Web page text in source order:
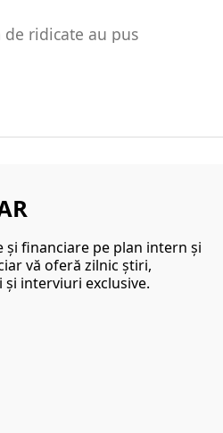
ridicate au pus
financiare pe plan intern şi
vă oferă zilnic ştiri,
interviuri exclusive.